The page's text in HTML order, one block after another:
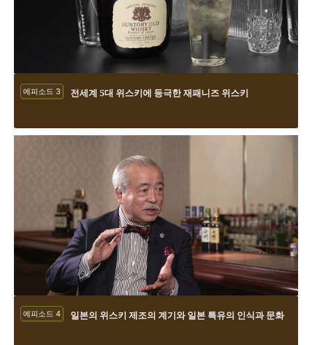
에피소드 3 전세계 5대 위스키에 등극한 재패니즈 위스키
에피소드 4 일본의 위스키 제조의 계기와 일본 특유의 인식과 문화